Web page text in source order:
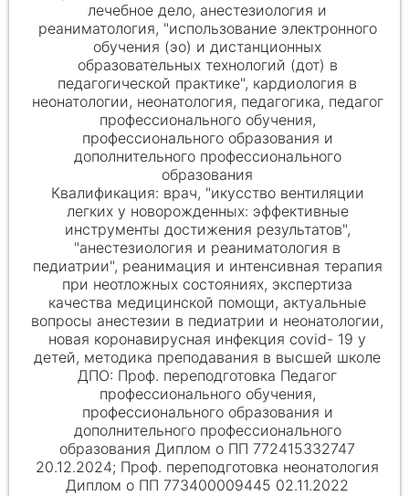
лечебное дело, анестезиология и
реаниматология, "использование электронного
обучения (эо) и дистанционных
образовательных технологий (дот) в
педагогической практике", кардиология в
неонатологии, неонатология, педагогика, педагог
профессионального обучения,
профессионального образования и
дополнительного профессионального
образования
врач, "икусство вентиляции
легких у новорожденных: эффективные
инструменты достижения результатов",
"анестезиология и реаниматология в
педиатрии", реанимация и интенсивная терапия
при неотложных состояниях, экспертиза
качества медицинской помощи, актуальные
вопросы анестезии в педиатрии и неонатологии,
новая коронавирусная инфекция covid- 19 у
детей, методика преподавания в высшей школе
Проф. переподготовка Педагог
профессионального обучения,
профессионального образования и
дополнительного профессионального
образования Диплом о ПП 772415332747
20.12.2024; Проф. переподготовка неонатология
Диплом о ПП 773400009445 02.11.2022